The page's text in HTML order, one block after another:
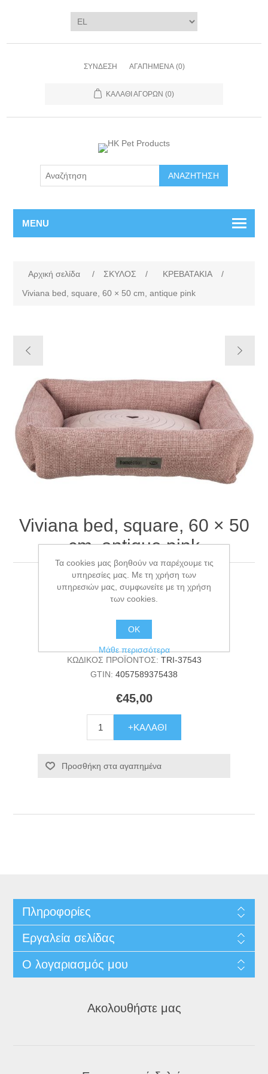
ΣΎΝΔΕΣΗ ΑΓΑΠΗΜΈΝΑ (0)
ΚΑΛΆΘΙ ΑΓΟΡΏΝ (0)
ΑΝΑΖΉΤΗΣΗ
MENU
Αρχική σελίδα / ΣΚΥΛΟΣ / ΚΡΕΒΑΤΑΚΙΑ
/
Viviana bed, square, 60 × 50 cm, antique pink
Viviana bed, square, 60 × 50
cm, antique pink
Viviana bed, square, 60 × 50 cm, antique pink
Διαθεσιμότητα: Εξαντλήθηκε
ΚΩΔΙΚΟΣ ΠΡΟΪΟΝΤΟΣ: TRI-37543
GTIN: 4057589375438
€45,00
+ΚΑΛΆΘΙ
Προσθήκη στα αγαπημένα
Πληροφορίες
Εργαλεία σελίδας
Ο λογαριασμός μου
Ακολουθήστε μας
Τα cookies μας βοηθούν να παρέχουμε τις
υπηρεσίες μας. Με τη χρήση των
υπηρεσιών μας, συμφωνείτε με τη χρήση
των cookies.
ΟΚ
Μάθε περισσότερα